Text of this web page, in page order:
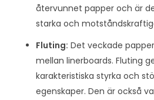
återvunnet papper och är
starka och
Fluting: Det veckade
mellan linerboards. Fluting
karakteristiska styrka och
egenskaper. Den är också